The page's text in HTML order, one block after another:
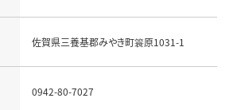
佐賀県三養基郡みやき町簑原1031-1
0942-80-7027